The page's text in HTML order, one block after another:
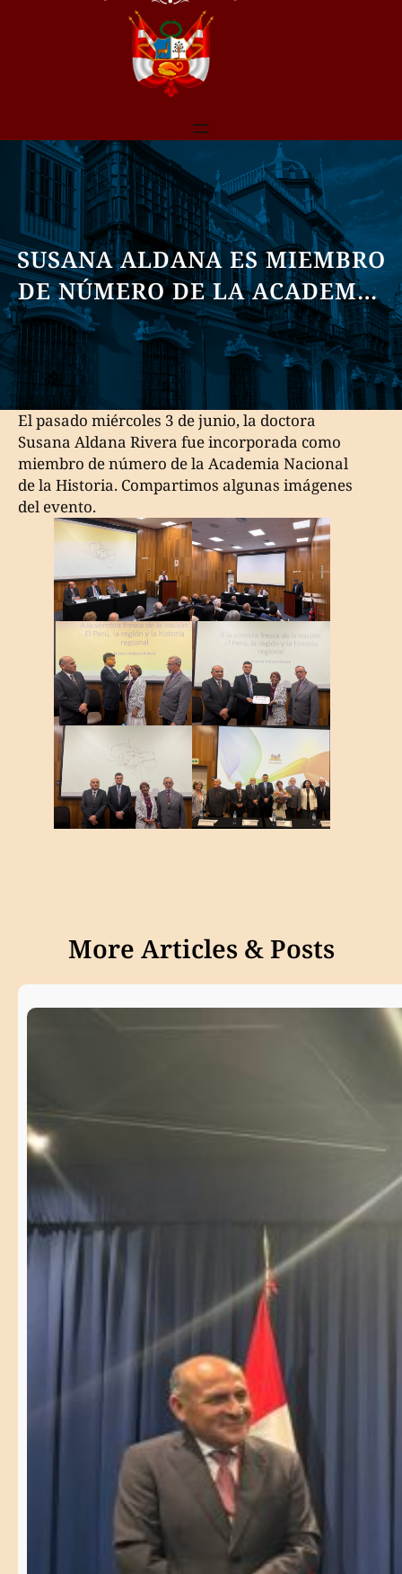
SUSANA ALDANA ES MIEMBRO
DE NÚMERO DE LA ACADEMIA
NACIONAL DE LA HISTORIA
El pasado miércoles 3 de junio, la doctora
Susana Aldana Rivera fue incorporada como
miembro de número de la Academia Nacional
de la Historia. Compartimos algunas imágenes
del evento.
More Articles & Posts